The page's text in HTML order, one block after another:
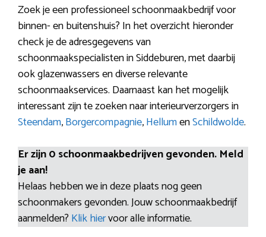
Zoek je een professioneel schoonmaakbedrijf voor
binnen- en buitenshuis? In het overzicht hieronder
check je de adresgegevens van
schoonmaakspecialisten in Siddeburen, met daarbij
ook glazenwassers en diverse relevante
schoonmaakservices. Daarnaast kan het mogelijk
interessant zijn te zoeken naar interieurverzorgers in
Steendam,Borgercompagnie,HellumenSchildwolde.
Er zijn 0 schoonmaakbedrijven gevonden. Meld
je aan!
Helaas hebben we in deze plaats nog geen
schoonmakers gevonden. Jouw schoonmaakbedrijf
aanmelden? Klik hiervoor alle informatie.